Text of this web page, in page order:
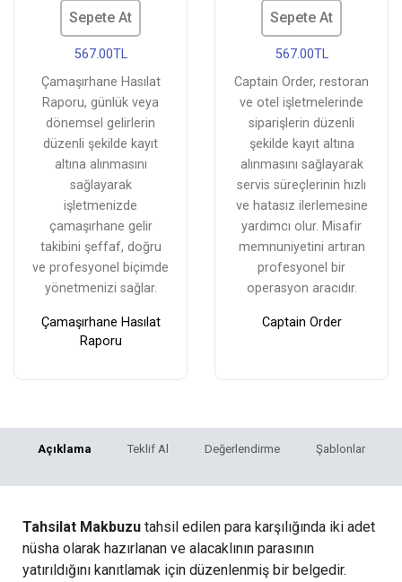
Açıklama Teklif Al Değerlendirme Şablonlar
Tahsilat Makbuzu tahsil edilen para karşılığında iki adet
nüsha olarak hazırlanan ve alacaklının parasının
yatırıldığını kanıtlamak için düzenlenmiş bir belgedir.
Sepete At
567.00TL
Çamaşırhane Hasılat
Raporu, günlük veya
dönemsel gelirlerin
düzenli şekilde kayıt
altına alınmasını
sağlayarak
işletmenizde
çamaşırhane gelir
takibini şeffaf, doğru
ve profesyonel biçimde
yönetmenizi sağlar.
Çamaşırhane Hasılat
Raporu
Sepete At
567.00TL
Captain Order, restoran
ve otel işletmelerinde
siparişlerin düzenli
şekilde kayıt altına
alınmasını sağlayarak
servis süreçlerinin hızlı
ve hatasız ilerlemesine
yardımcı olur. Misafir
memnuniyetini artıran
profesyonel bir
operasyon aracıdır.
Captain Order